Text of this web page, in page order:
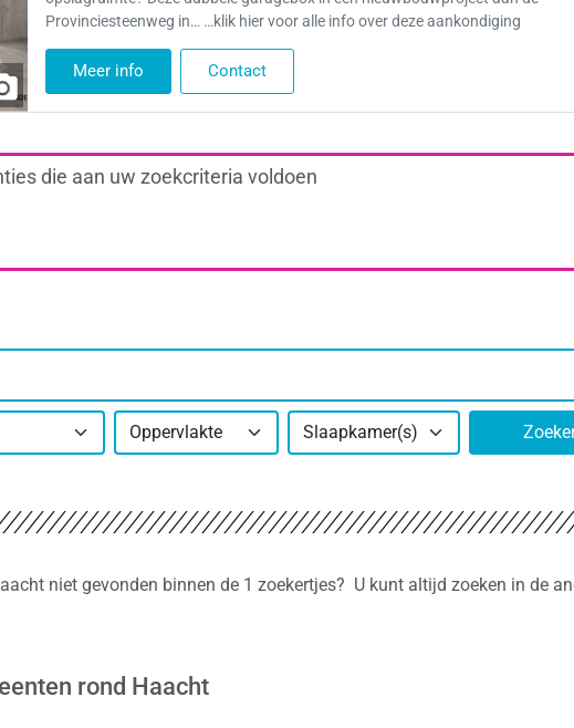
Provinciesteenweg in… …klik hier voor alle info over deze aankondiging
Meer info Contact
die aan uw zoekcriteria voldoen
Oppervlakte Slaapkamer(s)
niet gevonden binnen de 1 zoekertjes? U kunt altijd zoeken in de
rond Haacht